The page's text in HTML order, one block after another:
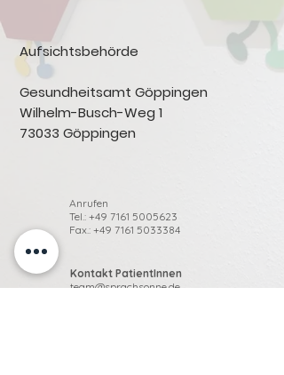
Aufsichtsbehörde
Gesundheitsamt Göppingen
Wilhelm-Busch-Weg 1
73033 Göppingen
Anrufen
Tel.: +49 7161 5005623
Fax.: +49 7161 5033384
Kontakt PatientInnen
team@sprachsonne.de